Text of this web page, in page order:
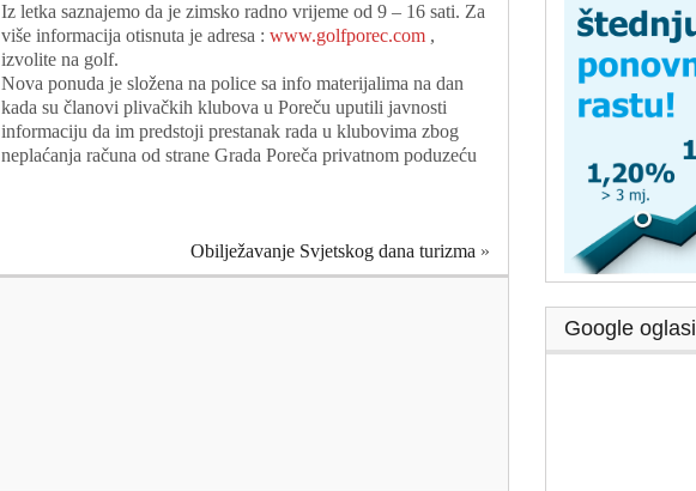
Iz letka saznajemo da je zimsko radno vrijeme od 9 – 16 sati. Za
više informacija otisnuta je adresa : www.golfporec.com ,
izvolite na golf.
Nova ponuda je složena na police sa info materijalima na dan
kada su članovi plivačkih klubova u Poreču uputili javnosti
informaciju da im predstoji prestanak rada u klubovima zbog
neplaćanja računa od strane Grada Poreča privatnom poduzeću
Obilježavanje Svjetskog dana turizma »
Google oglasi